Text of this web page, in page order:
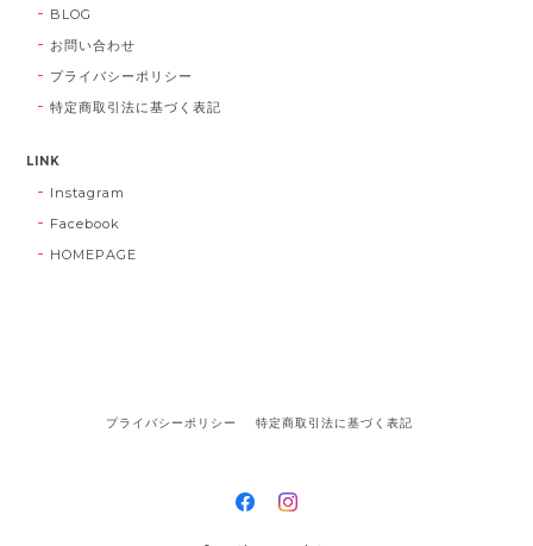
BLOG
お問い合わせ
プライバシーポリシー
特定商取引法に基づく表記
LINK
Instagram
Facebook
HOMEPAGE
プライバシーポリシー 特定商取引法に基づく表記